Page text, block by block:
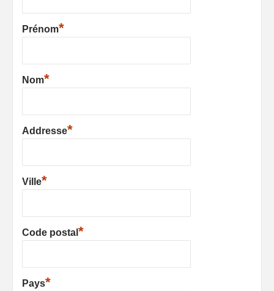
Prénom*
Nom*
Addresse*
Ville*
Code postal *
Pays*